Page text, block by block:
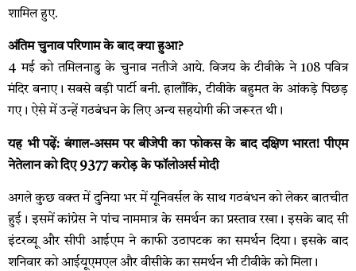
शामिल हुए.
अंतिम चुनाव परिणाम के बाद क्या हुआ?
4 मई को तमिलनाडु के चुनाव नतीजे आये. विजय के टीवीके ने 108 पवित्र
मंदिर बनाए। सबसे बड़ी पार्टी बनी. हालाँकि, टीवीके बहुमत के आंकड़े पिछड़
गए। ऐसे में उन्हें गठबंधन के लिए अन्य सहयोगी की जरूरत थी।
यह भी पढ़ें: बंगाल-असम पर बीजेपी का फोकस के बाद दक्षिण भारत! पीएम
नेतेलान को दिए 9377 करोड़ के फॉलोअर्स मोदी
अगले कुछ वक्त में दुनिया भर में यूनिवर्सल के साथ गठबंधन को लेकर बातचीत
हुई। इसमें कांग्रेस ने पांच नाममात्र के समर्थन का प्रस्ताव रखा। इसके बाद सी
इंटरव्यू और सीपी आईएम ने काफी उठापटक का समर्थन दिया। इसके बाद
शनिवार को आईयूएमएल और वीसीके का समर्थन भी टीवीके को मिला।